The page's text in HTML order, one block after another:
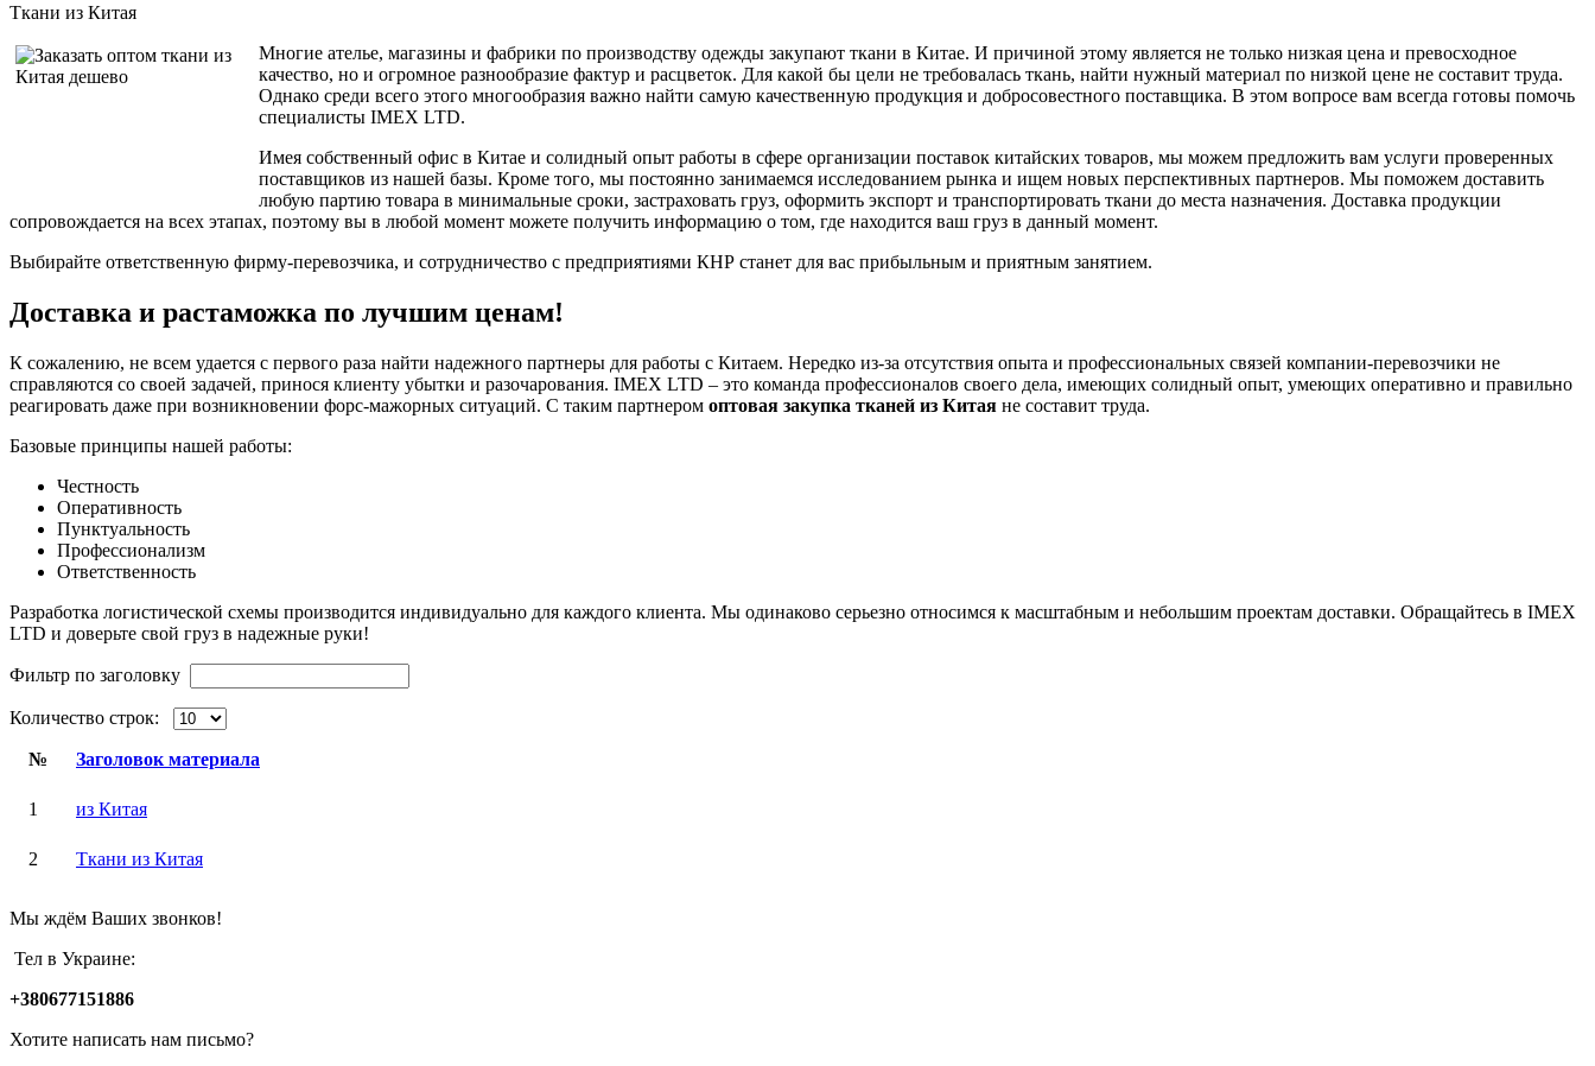
Ткани из Китая
Многие ателье, магазины и фабрики по производству одежды закупают ткани в Китае. И причиной этому является не только низкая цена и превосходное
качество, но и огромное разнообразие фактур и расцветок. Для какой бы цели не требовалась ткань, найти нужный материал по низкой цене не составит труда.
Однако среди всего этого многообразия важно найти самую качественную продукция и добросовестного поставщика. В этом вопросе вам всегда готовы помочь
специалисты IMEX LTD.
Имея собственный офис в Китае и солидный опыт работы в сфере организации поставок китайских товаров, мы можем предложить вам услуги проверенных
поставщиков из нашей базы. Кроме того, мы постоянно занимаемся исследованием рынка и ищем новых перспективных партнеров. Мы поможем доставить
любую партию товара в минимальные сроки, застраховать груз, оформить экспорт и транспортировать ткани до места назначения. Доставка продукции
сопровождается на всех этапах, поэтому вы в любой момент можете получить информацию о том, где находится ваш груз в данный момент.
Выбирайте ответственную фирму-перевозчика, и сотрудничество с предприятиями КНР станет для вас прибыльным и приятным занятием.
Доставка и растаможка по лучшим ценам!
К сожалению, не всем удается с первого раза найти надежного партнеры для работы с Китаем. Нередко из-за отсутствия опыта и профессиональных связей компании-перевозчики не
справляются со своей задачей, принося клиенту убытки и разочарования. IMEX LTD – это команда профессионалов своего дела, имеющих солидный опыт, умеющих оперативно и правильно
реагировать даже при возникновении форс-мажорных ситуаций. С таким партнером оптовая закупка тканей из Китая не составит труда.
Базовые принципы нашей работы:
Честность
Оперативность
Пунктуальность
Профессионализм
Ответственность
Разработка логистической схемы производится индивидуально для каждого клиента. Мы одинаково серьезно относимся к масштабным и небольшим проектам доставки. Обращайтесь в IMEX
LTD и доверьте свой груз в надежные руки!
Фильтр по заголовку
Количество строк:
№ Заголовок материала
1 из Китая
2 Ткани из Китая
Мы ждём Ваших звонков!
Тел в Украине:
+380677151886
Хотите написать нам письмо?